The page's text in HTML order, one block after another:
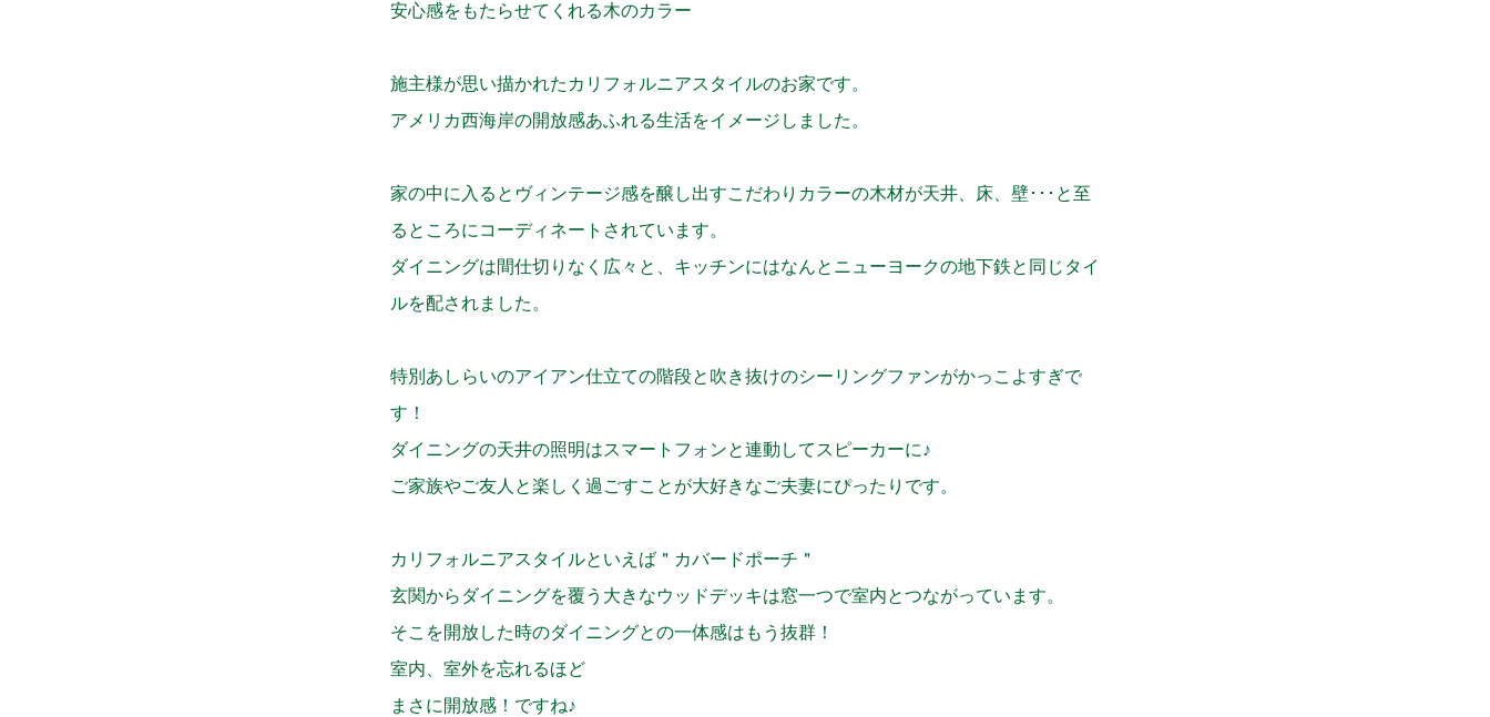
安心感をもたらせてくれる木のカラー
施主様が思い描かれたカリフォルニアスタイルのお家です。
アメリカ西海岸の開放感あふれる生活をイメージしました。
家の中に入るとヴィンテージ感を醸し出すこだわりカラーの木材が天井、床、壁･･･と至
るところにコーディネートされています。
ダイニングは間仕切りなく広々と、キッチンにはなんとニューヨークの地下鉄と同じタイ
ルを配されました。
特別あしらいのアイアン仕立ての階段と吹き抜けのシーリングファンがかっこよすぎで
す！
ダイニングの天井の照明はスマートフォンと連動してスピーカーに♪
ご家族やご友人と楽しく過ごすことが大好きなご夫妻にぴったりです。
カリフォルニアスタイルといえば＂カバードポーチ＂
玄関からダイニングを覆う大きなウッドデッキは窓一つで室内とつながっています。
そこを開放した時のダイニングとの一体感はもう抜群！
室内、室外を忘れるほど
まさに開放感！ですね♪